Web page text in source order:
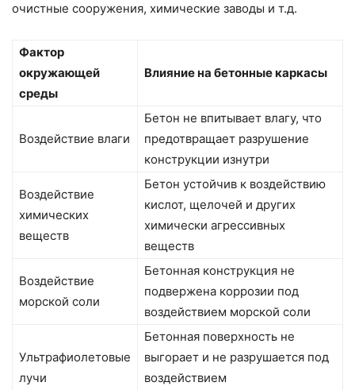
очистные сооружения, химические заводы и т.д.
Фактор
окружающей
среды
Влияние на бетонные каркасы
Воздействие влаги
Бетон не впитывает влагу, что
предотвращает разрушение
конструкции изнутри
Воздействие
химических
веществ
Бетон устойчив к воздействию
кислот, щелочей и других
химически агрессивных
веществ
Воздействие
морской соли
Бетонная конструкция не
подвержена коррозии под
воздействием морской соли
Ультрафиолетовые
лучи
Бетонная поверхность не
выгорает и не разрушается под
воздействием